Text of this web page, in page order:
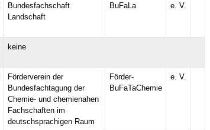
Bundesfachschaft
Landschaft
BuFaLa e. V.
keine
Förderverein der
Bundesfachtagung der
Chemie- und chemienahen
Fachschaften im
deutschsprachigen Raum
Förder-
BuFaTaChemie
e. V.